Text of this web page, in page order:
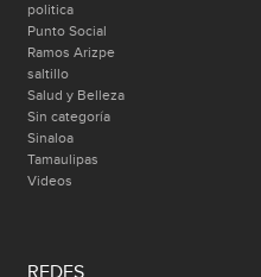
politica
Punto Social
Ramos Arizpe
saltillo
Salud y Belleza
Sin categoría
Sinaloa
Tamaulipas
Videos